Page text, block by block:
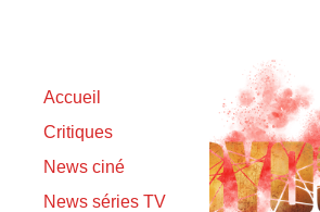
Accueil
Critiques
News ciné
News séries TV